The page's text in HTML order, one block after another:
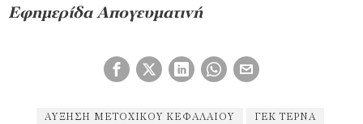
Εφημερίδα Απογευματινή
ΑΎΞΗΣΗ ΜΕΤΟΧΙΚΟΎ ΚΕΦΑΛΑΊΟΥ ΓΕΚ ΤΕΡΝΑ